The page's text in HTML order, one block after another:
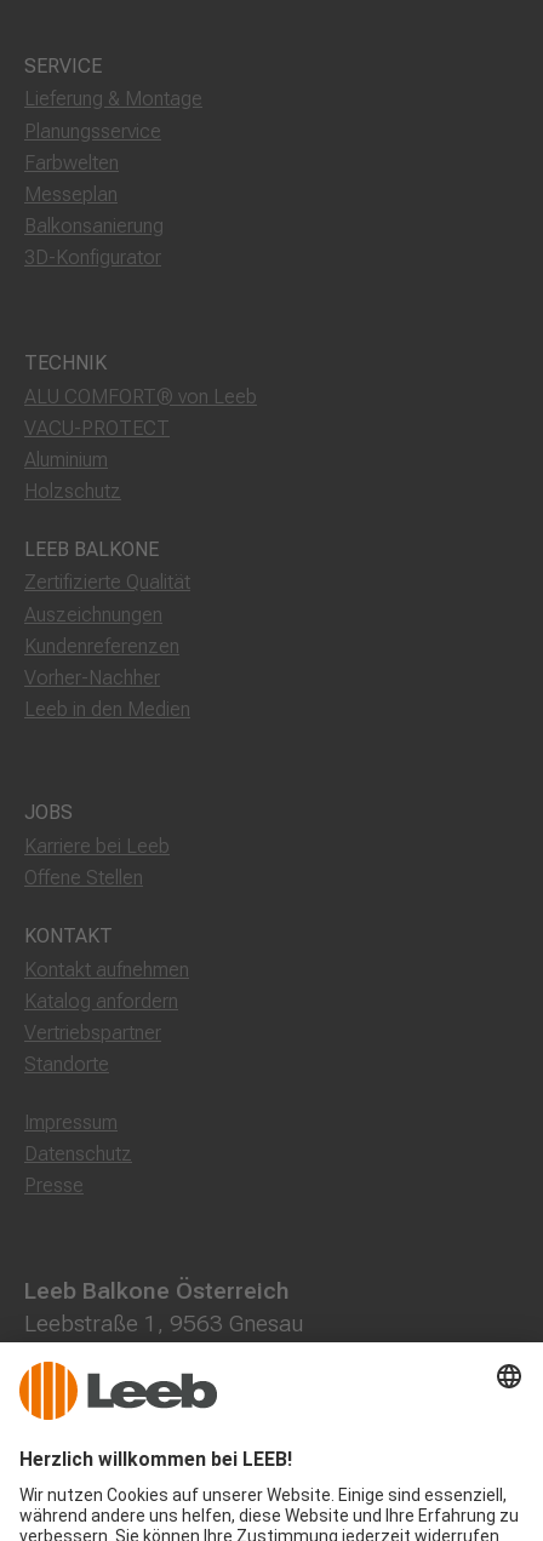
SERVICE
Lieferung & Montage
Planungsservice
Farbwelten
Messeplan
Balkonsanierung
3D-Konfigurator
TECHNIK
ALU COMFORT® von Leeb
VACU-PROTECT
Aluminium
Holzschutz
LEEB BALKONE
Zertifizierte Qualität
Auszeichnungen
Kundenreferenzen
Vorher-Nachher
Leeb in den Medien
JOBS
Karriere bei Leeb
Offene Stellen
KONTAKT
Kontakt aufnehmen
Katalog anfordern
Vertriebspartner
Standorte
Impressum
Datenschutz
Presse
Leeb Balkone Österreich
Leebstraße 1, 9563 Gnesau
0800 202013
+43 4278 7000
office@leeb-balkone.com